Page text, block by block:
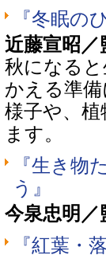
『冬眠
近藤宣昭
秋になる
かえる準
様子や、
ます。
『生き
う』
今泉忠明
『紅葉